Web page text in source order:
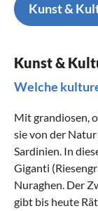
Kunst &
Kunst &
Welche
Mit grandiosen,
sie von der
Sardinien. In
Giganti
Nuraghen. Der
gibt bis heute